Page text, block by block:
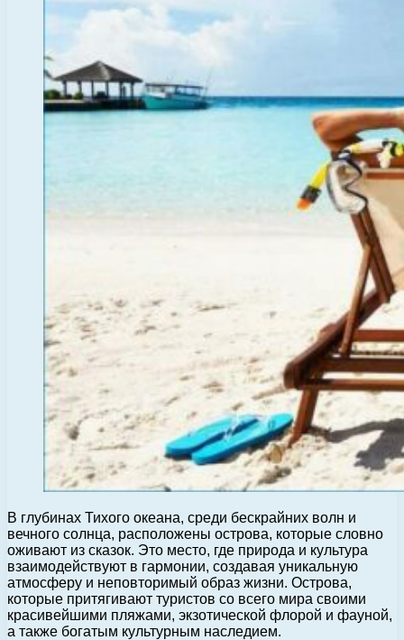
В глубинах Тихого океана, среди бескрайних волн и
вечного солнца, расположены острова, которые словно
оживают из сказок. Это место, где природа и культура
взаимодействуют в гармонии, создавая уникальную
атмосферу и неповторимый образ жизни. Острова,
которые притягивают туристов со всего мира своими
красивейшими пляжами, экзотической флорой и фауной,
а также богатым культурным наследием.